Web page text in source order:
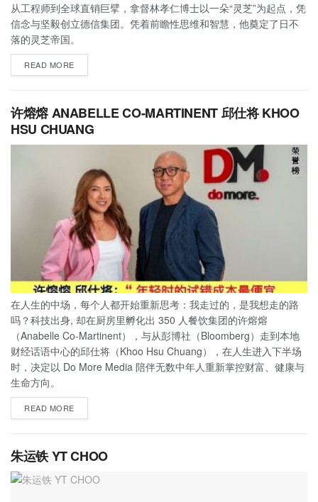
从工程师到全球直销巨擘，拿督林孝仁博士以一朵“灵芝”为起点，凭
信念与坚毅创立德信集团。凭着前瞻性思维和智慧，他奠定了日不
落的灵芝帝国。
READ MORE
许熔熔 ANABELLE CO-MARTINENT 邱仕将 KHOO
HSU CHUANG
在人生的中场，每个人都开始重新思考：我走过的，是我想走的路
吗？科技出身, 却在厨房里孵化出 350 人餐饮集团的许熔熔
（Anabelle Co-Martinent），与从彭博社（Bloomberg）走到本地
财经话语中心的邱仕将（Khoo Hsu Chuang），在人生进入下半场
时，决定以 Do More Media 陪伴无数中年人重新掌控财富、健康与
生命方向。
READ MORE
朱运铁 YT CHOO